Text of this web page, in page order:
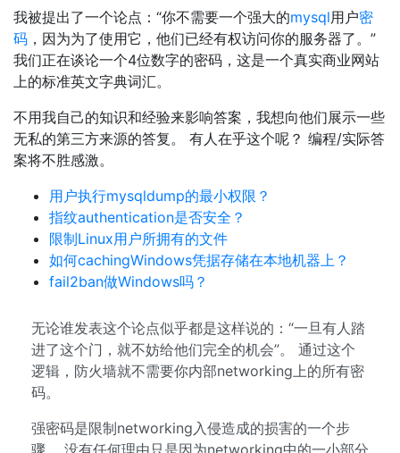
我被提出了一个论点：“你不需要一个强大的mysql用户密
码 ，因为为了使用它，他们已经有权访问你的服务器了。”
我们正在谈论一个4位数字的密码，这是一个真实商业网站
上的标准英文字典词汇。
不用我自己的知识和经验来影响答案，我想向他们展示一些
无私的第三方来源的答复。 有人在乎这个呢？ 编程/实际答
案将不胜感激。
用户执行mysqldump的最小权限？
指纹authentication是否安全？
限制Linux用户所拥有的文件
如何cachingWindows凭据存储在本地机器上？
fail2ban做Windows吗？
无论谁发表这个论点似乎都是这样说的：“一旦有人踏
进了这个门，就不妨给他们完全的机会”。 通过这个
逻辑，防火墙就不需要你内部networking上的所有密
码。
强密码是限制networking入侵造成的损害的一个步
骤。 没有任何理由只是因为networking中的一小部分